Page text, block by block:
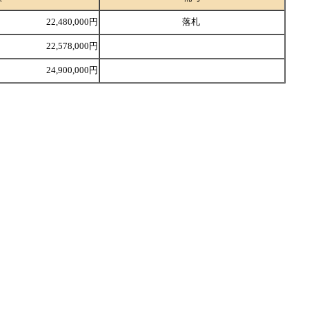
22,480,000円 落札
22,578,000円
24,900,000円